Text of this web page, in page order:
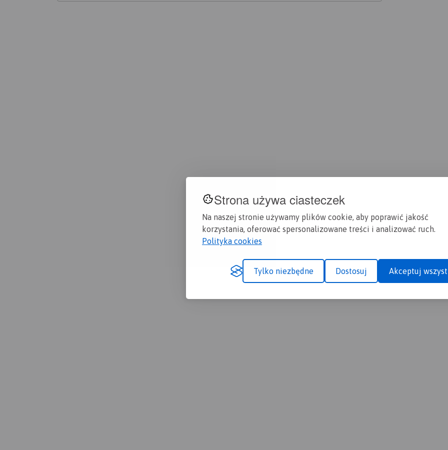
Strona używa ciasteczek
Na naszej stronie używamy plików cookie, aby poprawić jakość
korzystania, oferować spersonalizowane treści i analizować ruch.
Polityka cookies
Tylko niezbędne Dostosuj Akceptuj